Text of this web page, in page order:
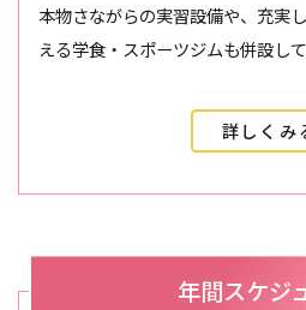
本物さながらの実習設備や、充実
える学食・スポーツジムも併設して
詳しくみ
年間スケジ